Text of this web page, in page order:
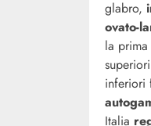
glabro,
ovato-
la
inferiori
Italia